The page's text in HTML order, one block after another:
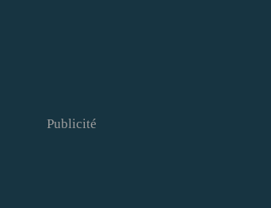
Publicité